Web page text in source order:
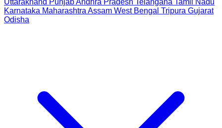
Uttarakhand PunjabAndhra Pradesh Telangana Tamil Nadu
Karnataka Maharashtra Assam West Bengal Tripura Gujarat
Odisha